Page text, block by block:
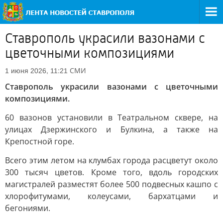
Ставрополь украсили вазонами с
цветочными композициями
1 июня 2026, 11:21 СМИ
Ставрополь украсили вазонами с цветочными
композициями.
60 вазонов установили в Театральном сквере, на
улицах Дзержинского и Булкина, а также на
Крепостной горе.
Всего этим летом на клумбах города расцветут около
300 тысяч цветов. Кроме того, вдоль городских
магистралей разместят более 500 подвесных кашпо с
хлорофитумами, колеусами, бархатцами и
бегониями.